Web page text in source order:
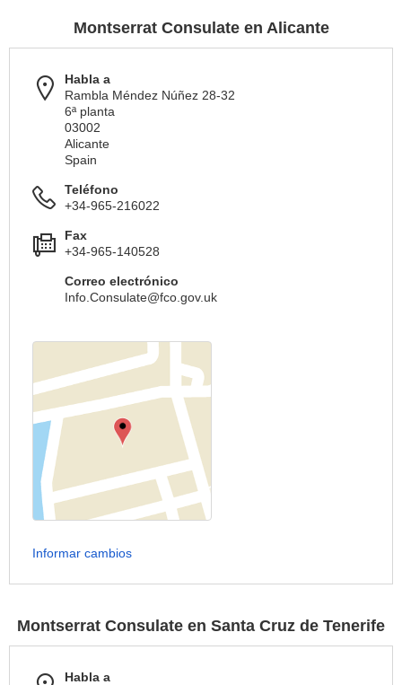
Montserrat Consulate en Alicante
Habla a
Rambla Méndez Núñez 28-32
6ª planta
03002
Alicante
Spain
Teléfono
+34-965-216022
Fax
+34-965-140528
Correo electrónico
Info.Consulate@fco.gov.uk
Informar cambios
Montserrat Consulate en Santa Cruz de Tenerife
Habla a